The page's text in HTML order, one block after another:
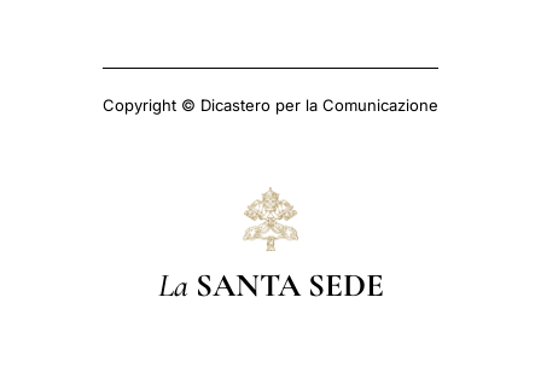
Copyright © Dicastero per la Comunicazione
La SANTA SEDE